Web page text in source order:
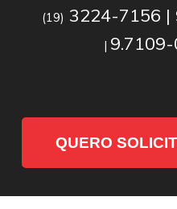
(19) 3224-7156 |
|
QUERO